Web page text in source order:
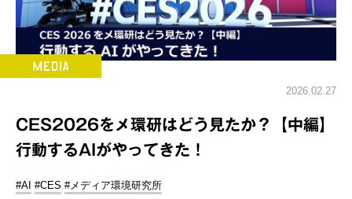
2026.02.27
CES2026をメ環研はどう見たか？【中編】
行動するAIがやってきた！
#AI #CES #メディア環境研究所